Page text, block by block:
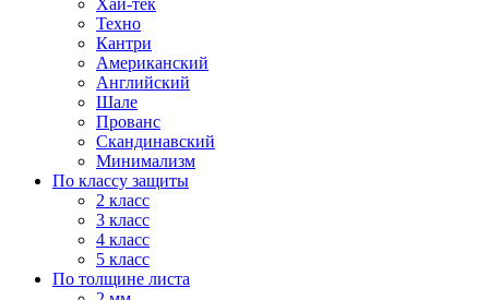
Хай-тек
Техно
Кантри
Американский
Английский
Шале
Прованс
Скандинавский
Минимализм
По классу защиты
2 класс
3 класс
4 класс
5 класс
По толщине листа